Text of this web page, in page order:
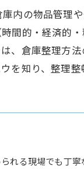
内の物品管理
間的・経済的
、倉庫整理方
知り、整理
れる現場でも丁